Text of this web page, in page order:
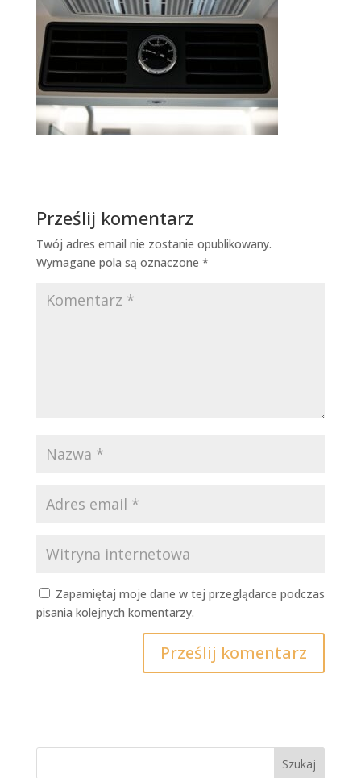
Prześlij komentarz
Twój adres email nie zostanie opublikowany.
Wymagane pola są oznaczone *
Zapamiętaj moje dane w tej przeglądarce podczas
pisania kolejnych komentarzy.